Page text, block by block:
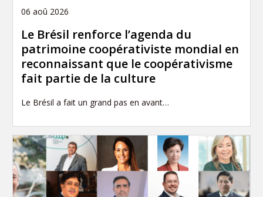
06 aoû 2026
Le Brésil renforce l’agenda du
patrimoine coopérativiste mondial en
reconnaissant que le coopérativisme
fait partie de la culture
Le Brésil a fait un grand pas en avant…